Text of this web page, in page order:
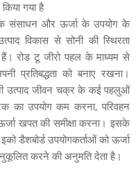
गया है
संसाधन और ऊर्जा के उपयोग के
विकास से सोनी की स्थिरता
हैं। रोड टू जीरो पहल के माध्यम से
प्रतिबद्धता को बनाए रखना।
उत्पाद जीवन चक्र के कई पहलुओं
का उपयोग कम करना, परिवहन
खपत की समीक्षा करना। इसके
डैशबोर्ड उपयोगकर्ताओं को ऊर्जा
करने की अनुमति देता है।